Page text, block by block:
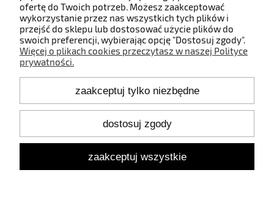
O nas
Kontakt
+48 660 808 853
Pon.-Pt. 9:00-17:00
Sob. 10:00-12:00
shop@idealbodylight.com.pl
Oświetlenie wewnętrzne i zewnętrzne - IBL | Wałbrzyska 11/184,
ofertę do Twoich potrzeb. Możesz zaakceptować
wykorzystanie przez nas wszystkich tych plików i
przejść do sklepu lub dostosować użycie plików do
swoich preferencji, wybierając opcję "Dostosuj zgody".
Więcej o plikach cookies przeczytasz w naszej Polityce
prywatności.
zaakceptuj tylko niezbędne
dostosuj zgody
zaakceptuj wszystkie